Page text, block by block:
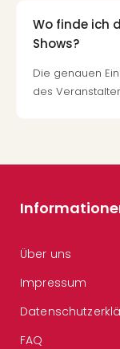
Wo finde ich
Shows?
Die genauen
des
Über uns
Impressum
FAQ